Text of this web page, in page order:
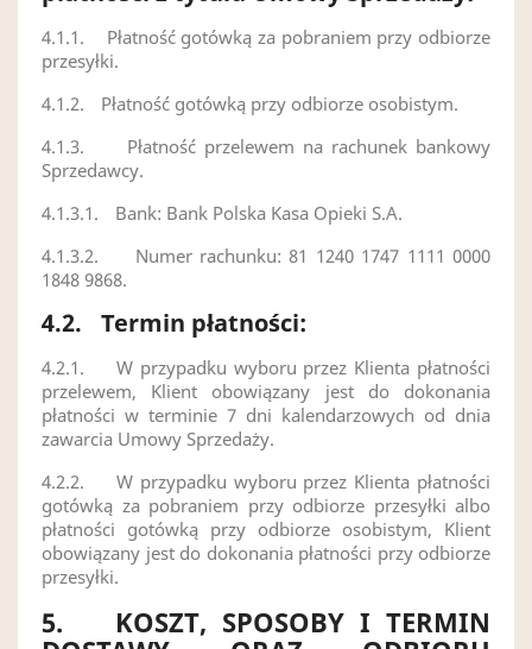
4.1.1.
Płatność gotówką za pobraniem przy odbiorze
przesyłki.
4.1.2.
Płatność gotówką przy odbiorze osobistym.
4.1.3.
Płatność przelewem na rachunek bankowy
Sprzedawcy.
4.1.3.1.
Bank: Bank Polska Kasa Opieki S.A.
4.1.3.2.
Numer rachunku: 81 1240 1747 1111 0000
1848 9868.
4.2. Termin płatności:
4.2.1.
W przypadku wyboru przez Klienta płatności
przelewem, Klient obowiązany jest do dokonania
płatności w terminie 7 dni kalendarzowych od dnia
zawarcia Umowy Sprzedaży.
4.2.2.
W przypadku wyboru przez Klienta płatności
gotówką za pobraniem przy odbiorze przesyłki albo
płatności gotówką przy odbiorze osobistym, Klient
obowiązany jest do dokonania płatności przy odbiorze
przesyłki.
5.
KOSZT, SPOSOBY I TERMIN